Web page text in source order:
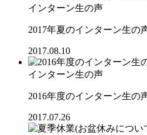
インターン生の声
2017年夏のインターン生の
2017.08.10
インターン生の声
2016年度のインターン生の
2017.07.26